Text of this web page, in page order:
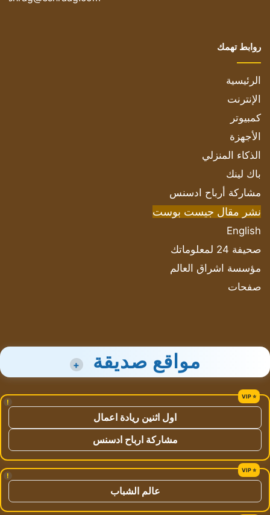
روابط تهمك
الرئيسية
الإنترنت
كمبيوتر
الأجهزة
الذكاء المنزلي
باك لينك
مشاركة أرباح ادسنس
نشر مقال جيست بوست
English
صحيفة 24 لمعلوماتك
مؤسسة اشراق العالم
صفحات
مواقع صديقة +
!
اول اثنين ريادة اعمال
مشاركة ارباح ادسنس
!
عالم الشباب